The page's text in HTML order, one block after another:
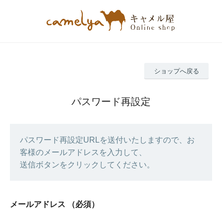
ショップへ戻る
パスワード再設定
パスワード再設定URLを送付いたしますので、お
客様のメールアドレスを入力して、
送信ボタンをクリックしてください。
メールアドレス （必須）